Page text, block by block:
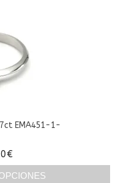
EMA451-1-
€